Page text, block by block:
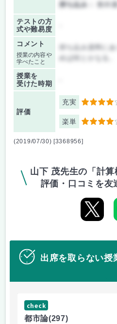
持ち込み： 教科
テストの方
式や難易度
コメント
授業の内容や
学べたこと
持ち込み資料に
授業を
受けた時期
評価
充実 4
楽単 4
(2019/07/30) [3368956]
山下 茂先生の「計
評価・口コミを友
出席を取らない授
check
都市論(297)